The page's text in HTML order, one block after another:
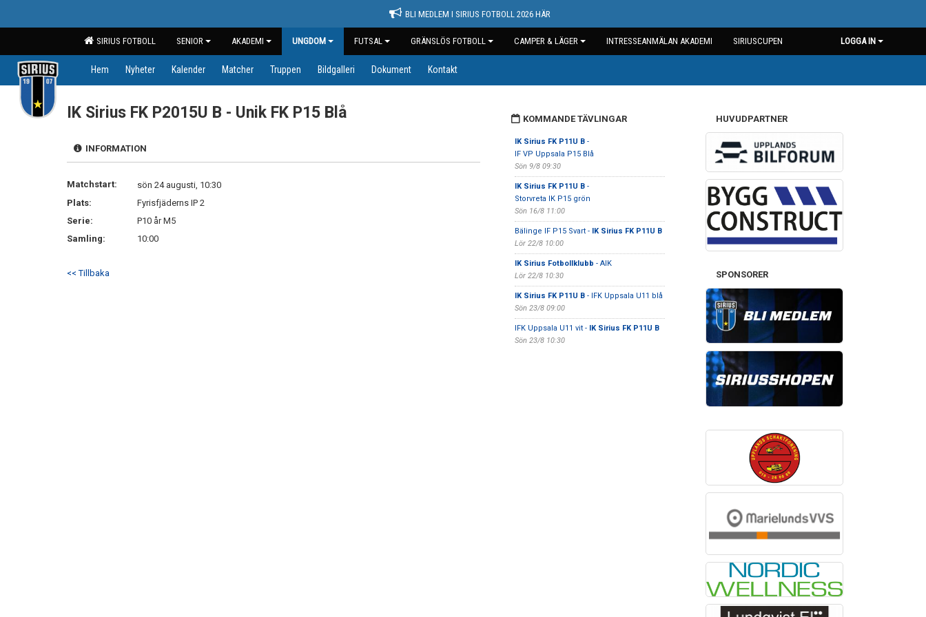
BLI MEDLEM I SIRIUS FOTBOLL 2026 HÄR
SIRIUS FOTBOLL SENIOR AKADEMI UNGDOM FUTSAL GRÄNSLÖS FOTBOLL CAMPER & LÄGER INTRESSEANMÄLAN AKADEMI SIRIUSCUPEN LOGGA IN
Hem Nyheter Kalender Matcher Truppen Bildgalleri Dokument Kontakt
IK Sirius FK P2015U B - Unik FK P15 Blå
INFORMATION
Matchstart:
sön 24 augusti, 10:30
Plats:
Fyrisfjäderns IP 2
Serie:
P10 år M5
Samling:
10:00
<< Tillbaka
KOMMANDE TÄVLINGAR
IK Sirius FK P11U B-
IF VP Uppsala P15 Blå
Sön 9/8 09:30
IK Sirius FK P11U B-
Storvreta IK P15 grön
Sön 16/8 11:00
Bälinge IF P15 Svart - IK Sirius FK P11U B
Lör 22/8 10:00
IK Sirius Fotbollklubb - AIK
Lör 22/8 10:30
IK Sirius FK P11U B- IFK Uppsala U11 blå
Sön 23/8 09:00
IFK Uppsala U11 vit - IK Sirius FK P11U B
Sön 23/8 10:30
HUVUDPARTNER
SPONSORER